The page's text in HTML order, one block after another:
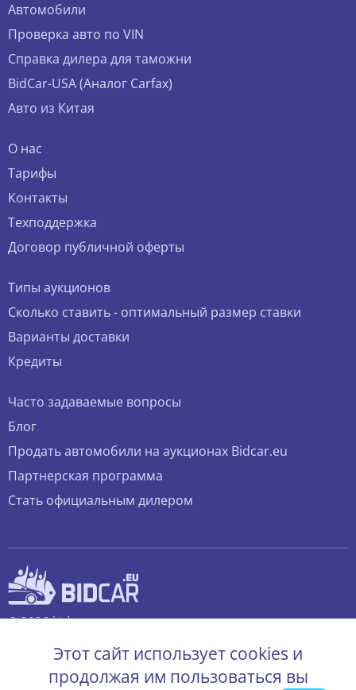
Автомобили
Проверка авто по VIN
Справка дилера для таможни
BidCar-USA (Аналог Carfax)
Авто из Китая
О нас
Тарифы
Контакты
Техподдержка
Договор публичной оферты
Типы аукционов
Сколько ставить - оптимальный размер ставки
Варианты доставки
Кредиты
Часто задаваемые вопросы
Блог
Продать автомобили на аукционах Bidcar.eu
Партнерская программа
Стать официальным дилером
© 2026 bidcar.eu
Этот сайт использует cookies и
продолжая им пользоваться вы